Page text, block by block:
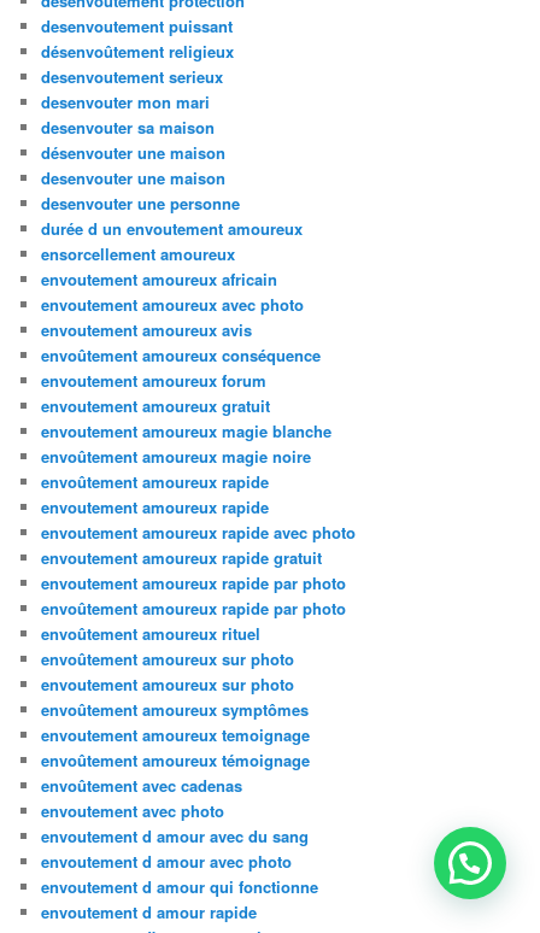
desenvoutement puissant
désenvoûtement religieux
desenvoutement serieux
desenvouter mon mari
desenvouter sa maison
désenvouter une maison
desenvouter une maison
desenvouter une personne
durée d un envoutement amoureux
ensorcellement amoureux
envoutement amoureux africain
envoutement amoureux avec photo
envoutement amoureux avis
envoûtement amoureux conséquence
envoutement amoureux forum
envoutement amoureux gratuit
envoutement amoureux magie blanche
envoûtement amoureux magie noire
envoûtement amoureux rapide
envoutement amoureux rapide
envoutement amoureux rapide avec photo
envoutement amoureux rapide gratuit
envoutement amoureux rapide par photo
envoûtement amoureux rapide par photo
envoûtement amoureux rituel
envoûtement amoureux sur photo
envoutement amoureux sur photo
envoûtement amoureux symptômes
envoutement amoureux temoignage
envoûtement amoureux témoignage
envoûtement avec cadenas
envoutement avec photo
envoutement d amour avec du sang
envoutement d amour avec photo
envoutement d amour qui fonctionne
envoutement d amour rapide